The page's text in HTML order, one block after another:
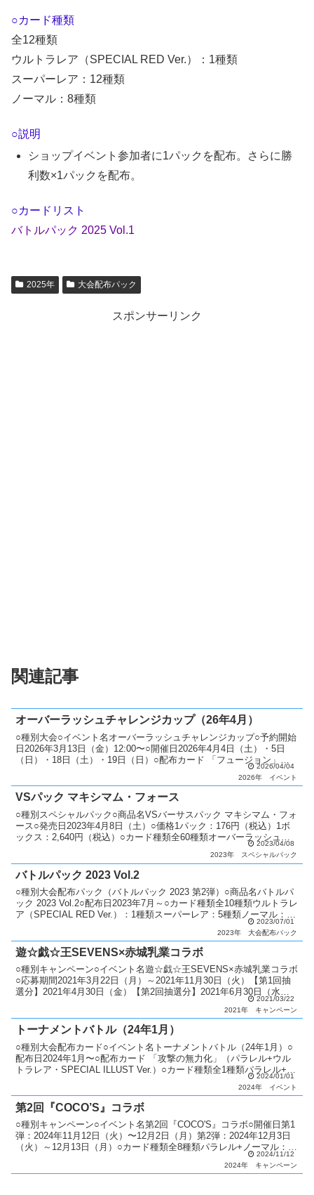
○カード種類
全12種類
ウルトラレア（SPECIAL RED Ver.）：1種類
スーパーレア：12種類
ノーマル：8種類
○説明
ショップイベント参加者に1パックを配布。さらに勝
利数×1パックを配布。
○カードリスト
バトルパック 2025 Vol.1
2025年 大会配布パック
スポンサーリンク
関連記事
オーバーラッシュチャレンジカップ（26年4月）
○種別大会○イベント名オーバーラッシュチャレンジカップ○予約開始
日2026年3月13日（金）12:00〜○開催日2026年4月4日（土）・5日
（日）・18日（土）・19日（日）○配布カード 「フュージョン」
2026/04/04
2026年
イベント
VSパック マキシマム・フォース
○種別スペシャルパック○商品名VSバーサスパック マキシマム・フォ
ース○発売日2023年4月8日（土）○価格1パック：176円（税込）1ボ
ックス：2,640円（税込）○カード種類全60種類オーバーラッシュレ
2023/04/08
2023年
スペシャルパック
バトルパック 2023 Vol.2
○種別大会配布パック（バトルパック 2023 第2弾）○商品名バトルパ
ック 2023 Vol.2○配布日2023年7月～○カード種類全10種類ウルトラレ
ア（SPECIAL RED Ver.）：1種類スーパーレア：5種類ノーマル：10
2023/07/01
2023年
大会配布パック
遊☆戯☆王SEVENS×赤城乳業コラボ
○種別キャンペーン○イベント名遊☆戯☆王SEVENS×赤城乳業コラボ
○応募期間2021年3月22日（月）～2021年11月30日（火）【第1回抽
選分】2021年4月30日（金）【第2回抽選分】2021年6月30日（水）
2021/03/22
2021年
キャンペーン
トーナメントバトル（24年1月）
○種別大会配布カード○イベント名トーナメントバトル（24年1月）○
配布日2024年1月〜○配布カード 「攻撃の無力化」（パラレル+ウル
トラレア・SPECIAL ILLUST Ver.）○カード種類全1種類パラレル+ウ
2024/01/01
2024年
イベント
第2回『COCO’S』コラボ
○種別キャンペーン○イベント名第2回『COCO'S』コラボ○開催日第1
弾：2024年11月12日（火）〜12月2日（月）第2弾：2024年12月3日
（火）～12月13日（月）○カード種類全8種類パラレル+ノーマル：8
2024/11/12
2024年
キャンペーン